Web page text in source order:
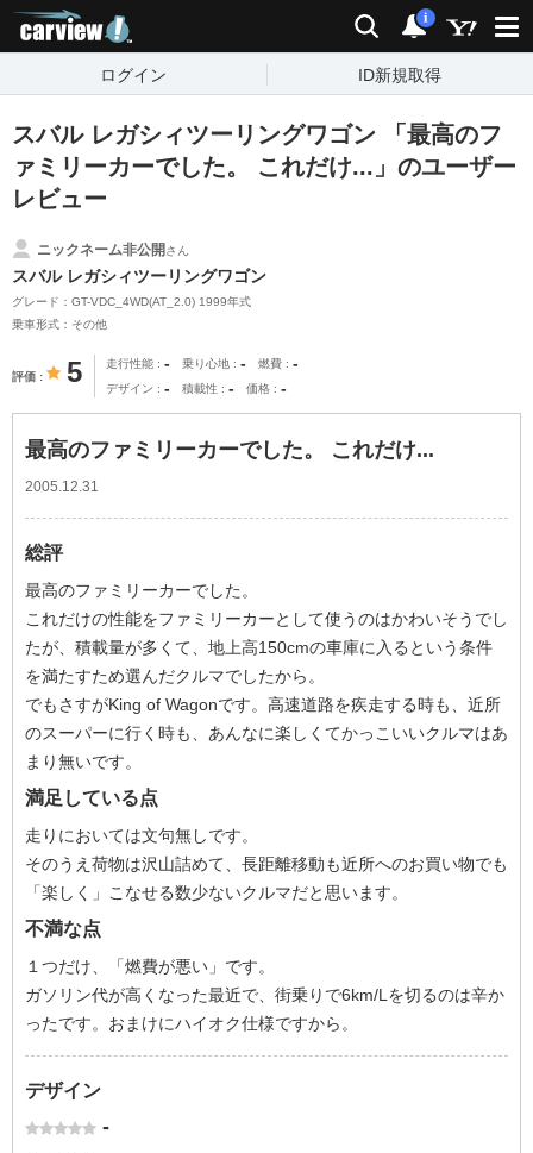
検索 通知
i
ログイン ID新規取得
スバル レガシィツーリングワゴン 「最高のフ
ァミリーカーでした。 これだけ...」のユーザー
レビュー
ニックネーム非公開さん
スバル レガシィツーリングワゴン
グレード：GT-VDC_4WD(AT_2.0) 1999年式
乗車形式：その他
評価 5 走行性能 - 乗り心地 - 燃費 -
デザイン - 積載性 - 価格 -
最高のファミリーカーでした。 これだけ...
2005.12.31
総評
最高のファミリーカーでした。
これだけの性能をファミリーカーとして使うのはかわいそうでし
たが、積載量が多くて、地上高150cmの車庫に入るという条件
を満たすため選んだクルマでしたから。
でもさすがKing of Wagonです。高速道路を疾走する時も、近所
のスーパーに行く時も、あんなに楽しくてかっこいいクルマはあ
まり無いです。
満足している点
走りにおいては文句無しです。
そのうえ荷物は沢山詰めて、長距離移動も近所へのお買い物でも
「楽しく」こなせる数少ないクルマだと思います。
不満な点
１つだけ、「燃費が悪い」です。
ガソリン代が高くなった最近で、街乗りで6km/Lを切るのは辛か
ったです。おまけにハイオク仕様ですから。
デザイン
-